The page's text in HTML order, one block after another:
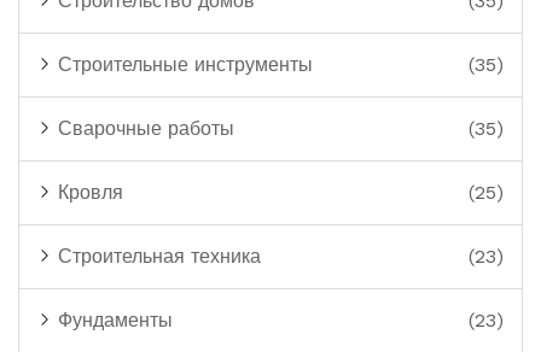
Строительные инструменты (35)
Сварочные работы (35)
Кровля (25)
Строительная техника (23)
Фундаменты (23)